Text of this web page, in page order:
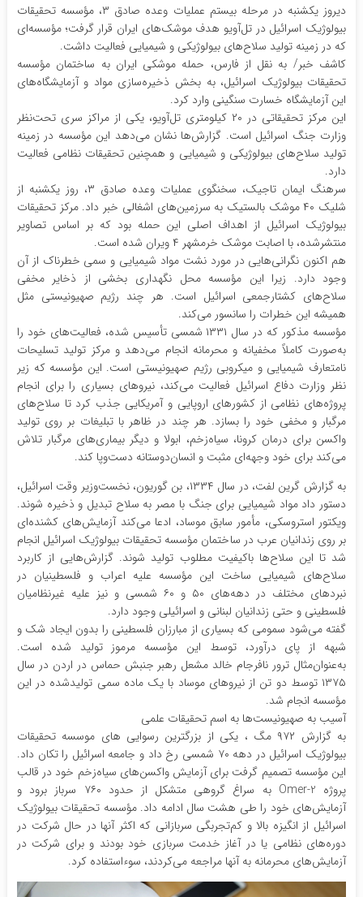
دیروز یکشنبه در مرحله بیستم عملیات وعده صادق ۳، مؤسسه تحقیقات
بیولوژیک اسرائیل در تل‌آویو هدف موشک‌های ایران قرار گرفت؛ مؤسسه‌ای
که در زمینه تولید سلاح‌های بیولوژیکی و شیمیایی فعالیت داشت.
کاشف خبر/ به نقل از فارس، حمله موشکی ایران به ساختمان مؤسسه
تحقیقات بیولوژیک اسرائیل، به بخش ذخیره‌سازی مواد و آزمایشگاه‌های
این آزمایشگاه خسارت سنگینی وارد کرد.
این مرکز تحقیقاتی در ۲۰ کیلومتری تل‌آویو، یکی از مراکز سری تحت‌نظر
وزارت جنگ اسرائیل است. گزارش‌ها نشان می‌دهد این مؤسسه در زمینه
تولید سلاح‌های بیولوژیکی و شیمیایی و همچنین تحقیقات نظامی فعالیت
دارد.
سرهنگ ایمان تاجیک، سخنگوی عملیات وعده صادق ۳، روز یکشنبه از
شلیک ۴۰ موشک بالستیک به سرزمین‌های اشغالی خبر داد. مرکز تحقیقات
بیولوژیک اسرائیل از اهداف اصلی این حمله بود که بر اساس تصاویر
منتشرشده، با اصابت موشک خرمشهر ۴ ویران شده است.
هم اکنون نگرانی‌هایی در مورد نشت مواد شیمیایی و سمی خطرناک از آن
وجود دارد. زیرا این مؤسسه محل نگهداری بخشی از ذخایر مخفی
سلاح‌های کشتارجمعی اسرائیل است. هر چند رژیم صهیونیستی مثل
همیشه این خطرات را سانسور می‌کند.
مؤسسه مذکور که در سال ۱۳۳۱ شمسی تأسیس شده، فعالیت‌های خود را
به‌صورت کاملاً مخفیانه و محرمانه انجام می‌دهد و مرکز تولید تسلیحات
نامتعارف شیمیایی و میکروبی رژیم صهیونیستی است. این مؤسسه که زیر
نظر وزارت دفاع اسرائیل فعالیت می‌کند، نیروهای بسیاری را برای انجام
پروژه‌های نظامی از کشورهای اروپایی و آمریکایی جذب کرد تا سلاح‌های
مرگبار و مخفی خود را بسازد. هر چند در ظاهر با تبلیغات بر روی تولید
واکسن برای درمان کرونا، سیاه‌زخم، ابولا و دیگر بیماری‌های مرگبار تلاش
می‌کند برای خود وجهه‌ای مثبت و انسان‌دوستانه دست‌وپا کند.
به گزارش گرین لفت، در سال ۱۳۳۴، بن گوریون، نخست‌وزیر وقت اسرائیل،
دستور داد مواد شیمیایی برای جنگ با مصر به سلاح تبدیل و ذخیره شوند.
ویکتور استروسکی، مأمور سابق موساد، ادعا می‌کند آزمایش‌های کشنده‌ای
بر روی زندانیان عرب در ساختمان مؤسسه تحقیقات بیولوژیک اسرائیل انجام
شد تا این سلاح‌ها باکیفیت مطلوب تولید شوند. گزارش‌هایی از کاربرد
سلاح‌های شیمیایی ساخت این مؤسسه علیه اعراب و فلسطینیان در
نبردهای مختلف در دهه‌های ۵۰ و ۶۰ شمسی و نیز علیه غیرنظامیان
فلسطینی و حتی زندانیان لبنانی و اسرائیلی وجود دارد.
گفته می‌شود سمومی که بسیاری از مبارزان فلسطینی را بدون ایجاد شک و
شبهه از پای درآورد، توسط این مؤسسه مرموز تولید شده است.
به‌عنوان‌مثال ترور نافرجام خالد مشعل رهبر جنبش حماس در اردن در سال
۱۳۷۵ توسط دو تن از نیروهای موساد با یک ماده سمی تولیدشده در این
مؤسسه انجام شد.
آسیب به صهیونیست‌ها به اسم تحقیقات علمی
به گزارش ۹۷۲ مگ ، یکی از بزرگترین رسوایی های موسسه تحقیقات
بیولوژیک اسرائیل در دهه ۷۰ شمسی رخ داد و جامعه اسرائیل را تکان داد.
این مؤسسه تصمیم گرفت برای آزمایش واکسن‌های سیاه‌زخم خود در قالب
پروژه Omer-2 به سراغ گروهی متشکل از حدود ۷۶۰ سرباز برود و
آزمایش‌های خود را طی هشت سال ادامه داد. مؤسسه تحقیقات بیولوژیک
اسرائیل از انگیزه بالا و کم‌تجربگی سربازانی که اکثر آنها در حال شرکت در
دوره‌های نظامی یا در آغاز خدمت سربازی خود بودند و برای شرکت در
آزمایش‌های محرمانه به آنها مراجعه می‌کردند، سوءاستفاده کرد.